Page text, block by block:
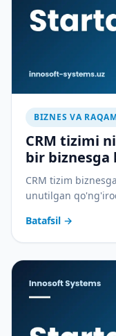
BIZNES VA
CRM tizimi
bir biznesga
CRM tizim
unutilgan
Batafsil →